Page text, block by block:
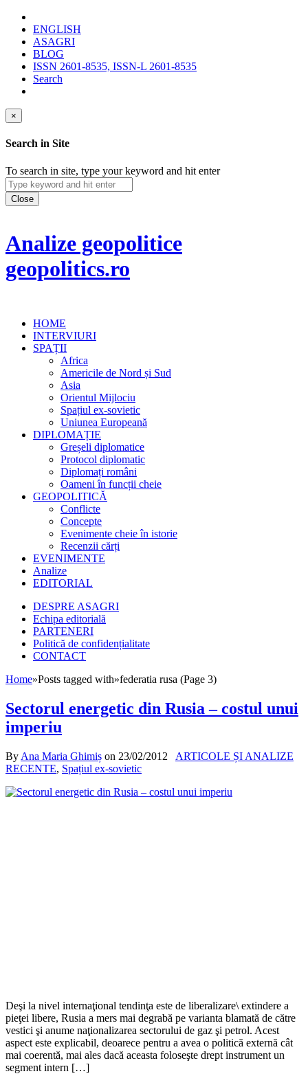
ENGLISH
ASAGRI
BLOG
ISSN 2601-8535, ISSN-L 2601-8535
Search
×
Search in Site
To search in site, type your keyword and hit enter
Close
Analize geopolitice
geopolitics.ro
HOME
INTERVIURI
SPAȚII
Africa
Americile de Nord și Sud
Asia
Orientul Mijlociu
Spațiul ex-sovietic
Uniunea Europeană
DIPLOMAȚIE
Greșeli diplomatice
Protocol diplomatic
Diplomați români
Oameni în funcții cheie
GEOPOLITICĂ
Conflicte
Concepte
Evenimente cheie în istorie
Recenzii cărți
EVENIMENTE
Analize
EDITORIAL
DESPRE ASAGRI
Echipa editorială
PARTENERI
Politică de confidențialitate
CONTACT
Home»Posts tagged with»federatia rusa (Page 3)
Sectorul energetic din Rusia – costul unui
imperiu
By Ana Maria Ghimiș on 23/02/2012
ARTICOLE ȘI ANALIZE
RECENTE, Spațiul ex-sovietic
Deşi la nivel internaţional tendinţa este de liberalizare\ extindere a
pieţei libere, Rusia a mers mai degrabă pe varianta blamată de către
vestici şi anume naţionalizarea sectorului de gaz şi petrol. Acest
aspect este explicabil, deoarece pentru a avea o politică externă cât
mai coerentă, mai ales dacă aceasta foloseşte drept instrument un
segment intern […]